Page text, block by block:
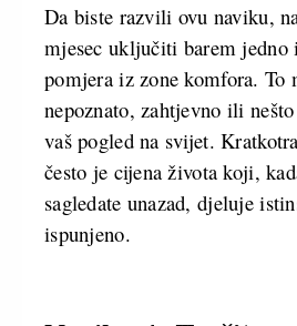
Da biste razvili ovu naviku,
mjesec uključiti barem jedno
pomjera iz zone komfora. To
nepoznato, zahtjevno ili
vaš pogled na svijet.
često je cijena života koji,
sagledate unazad, djeluje
ispunjeno.